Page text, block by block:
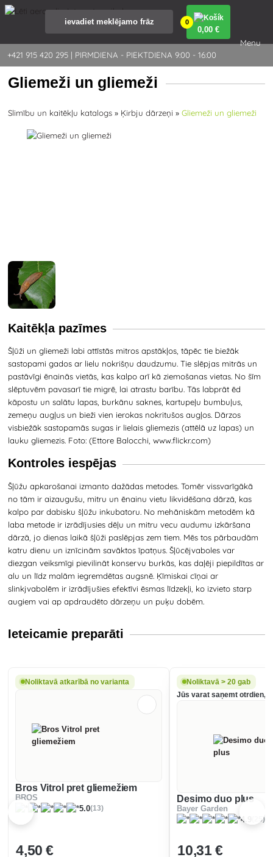
+421 915 420 295 | PIRMDIENA - PIEKTDIENA 9:00 - 16:00
0
0,00 €
Menu
Gliemeži un gliemeži
Slimību un kaitēkļu katalogs » Ķirbju dārzeņi »Gliemeži un gliemeži
Kaitēkļa pazīmes
Šļūži un gliemeži labi attīstās mitros apstākļos, tāpēc tie biežāk
sastopami gados ar lielu nokrišņu daudzumu. Tie slēpjas mitrās un
pastāvīgi ēnainās vietās, kas kalpo arī kā ziemošanas vietas. No šīm
slēptuvēm pavasarī tie migrē, lai atrastu barību. Tās labprāt ēd
kāpostu un salātu lapas, burkānu saknes, kartupeļu bumbuļus,
zemeņu augļus un bieži vien ierokas nokritušos augļos. Dārzos
visbiežāk sastopamās sugas ir lielais gliemezis (attēlā uz lapas) un
lauku gliemezis. Foto: (Ettore Balocchi, www.flickr.com)
Kontroles iespējas
Šļūžu apkarošanai izmanto dažādas metodes. Tomēr vissvarīgākā
no tām ir aizaugušu, mitru un ēnainu vietu likvidēšana dārzā, kas
kalpo par dabisku šļūžu inkubatoru. No mehāniskām metodēm kā
laba metode ir izrādījusies dēļu un mitru vecu audumu izkāršana
dārzā, jo dienas laikā šļūži paslēpjas zem tiem. Mēs tos pārbaudām
katru dienu un iznīcinām savāktos īpatņus. Šļūcējvaboles var
diezgan veiksmīgi pievilināt konservu burkās, kas daļēji piepildītas ar
alu un līdz malām iegremdētas augsnē. Ķīmiskai cīņai ar
slinkjvabolēm ir izrādījušies efektīvi ēsmas līdzekļi, ko izvieto starp
augiem vai ap apdraudēto dārzeņu un puķu dobēm.
Ieteicamie preparāti
Noliktavā atkarībā no varianta
Bros Vitrol pret gliemežiem
BROS
5.0(13)
4,50 €
Noliktavā > 20 gab
Jūs varat saņemt otrdien,
Desimo duo plus
Bayer Garden
4.9
(25)
10,31 €